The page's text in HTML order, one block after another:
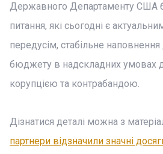
Державного Департаменту США
питання, які сьогодні є
передусім, стабільне
бюджету в надскладних умовах
корупцією та контрабандою.
Дізнатися деталі можна з
партнери відзначили значні